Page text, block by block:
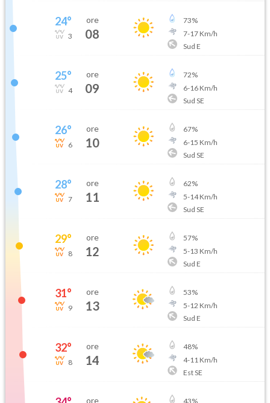
24°
3
ore
08
73%
7-17Km/h
Sud E
25°
4
ore
09
72%
6-16Km/h
Sud SE
26°
6
ore
10
67%
6-15 Km/h
Sud SE
28°
7
ore
11
62%
5-14Km/h
Sud SE
29°
8
ore
12
57%
5-13 Km/h
Sud E
31°
9
ore
13
53%
5-12 Km/h
Sud E
32°
8
ore
14
48%
4-11 Km/h
Est SE
ore 43%